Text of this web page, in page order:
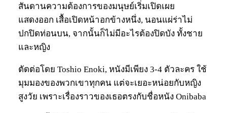
สันดานความต้องการของมนุษย์เริ่มเปิดเผย
แสดงออก เสื้อเปิดหน้าอกข้างหนึ่ง, นอนแผ่ร่าไม่
ปกปิดท่อนบน, จากนั้นก็ไม่มีอะไรต้องปิดบัง ทั้งชาย
และหญิง
ตัดต่อโดย Toshio Enoki, หนังมีเพียง 3-4 ตัวละคร ใช้
มุมมองของพวกเขาทุกคน แต่จะเยอะหน่อยกับหญิง
สูงวัย เพราะเรื่องราวของเธอตรงกับชื่อหนัง Onibaba